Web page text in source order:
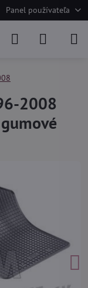
Panel používateľa
2008